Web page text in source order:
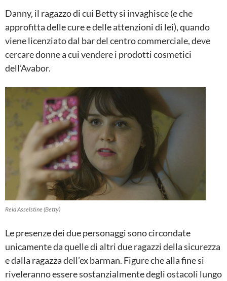
Danny, il ragazzo di cui Betty si invaghisce (e che
approfitta delle cure e delle attenzioni di lei), quando
viene licenziato dal bar del centro commerciale, deve
cercare donne a cui vendere i prodotti cosmetici
dell’Avabor.
Reid Asselstine (Betty)
Le presenze dei due personaggi sono circondate
unicamente da quelle di altri due ragazzi della sicurezza
e dalla ragazza dell’ex barman. Figure che alla fine si
riveleranno essere sostanzialmente degli ostacoli lungo